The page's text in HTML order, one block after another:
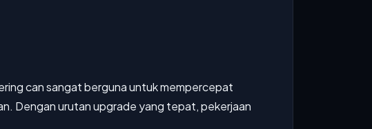
can sangat berguna untuk mempercepat
Dengan urutan upgrade yang tepat, pekerjaan